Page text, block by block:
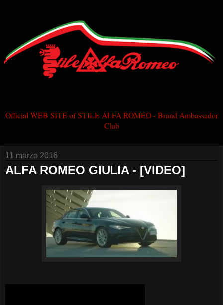
Official WEB SITE of STILE ALFA ROMEO - Brand Ambassador
Club
11 marzo 2016
ALFA ROMEO GIULIA - [VIDEO]